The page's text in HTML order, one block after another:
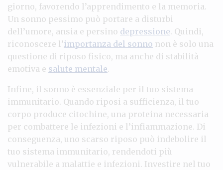
giorno, favorendo l’apprendimento e la memoria.
Un sonno pessimo può portare a disturbi
dell’umore, ansia e persino depressione. Quindi,
riconoscere l’importanza del sonno non è solo una
questione di riposo fisico, ma anche di stabilità
emotiva e salute mentale.
Infine, il sonno è essenziale per il tuo sistema
immunitario. Quando riposi a sufficienza, il tuo
corpo produce citochine, una proteina necessaria
per combattere le infezioni e l’infiammazione. Di
conseguenza, uno scarso riposo può indebolire il
tuo sistema immunitario, rendendoti più
vulnerabile a malattie e infezioni. Investire nel tuo